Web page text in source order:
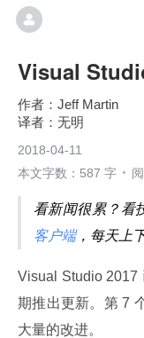
Visual
Jeff Martin
无明
2018-04-11
本文字数：587 字
看新闻很累？看
客户端，每天上
Visual Studio
期推出更新。第 7
大量的改进。